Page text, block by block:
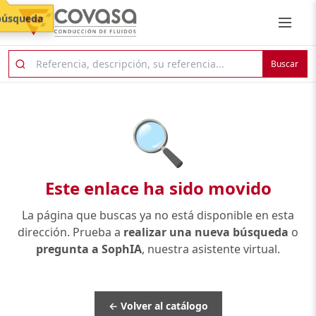
Buscar
🔍
Este enlace ha sido movido
La página que buscas ya no está disponible en esta
dirección. Prueba a realizar una nueva búsqueda o
pregunta a SophIA, nuestra asistente virtual.
← Volver al catálogo